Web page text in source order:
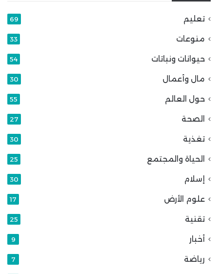
تعليم 69
منوعات 33
حيوانات ونباتات 54
مال وأعمال 30
حول العالم 55
الصحة 27
تغذية 30
الحياة والمجتمع 25
إسلام 30
علوم الأرض 17
تقنية 25
أخبار 9
رياضة 7